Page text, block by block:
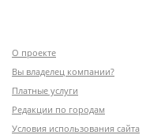
О проекте
Вы владелец компании?
Платные услуги
Редакции по городам
Условия использования сайта